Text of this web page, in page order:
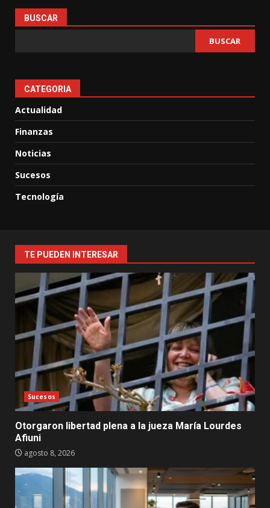
BUSCAR
BUSCAR
CATEGORIA
Actualidad
Finanzas
Noticias
Sucesos
Tecnología
TE PUEDEN INTERESAR
Sucesos
Otorgaron libertad plena a la jueza María Lourdes
Afiuni
agosto 8, 2026